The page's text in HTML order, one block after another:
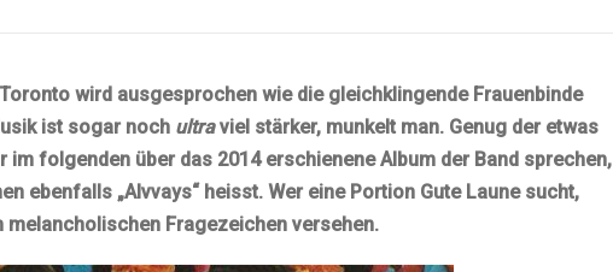
Toronto wird ausgesprochen wie die gleichklingende Frauenbinde
ist sogar noch ultraviel stärker, munkelt man. Genug der etwas
im folgenden über das 2014 erschienene Album der Band sprechen,
ebenfalls „Alvvays“ heisst. Wer eine Portion Gute Laune sucht,
Fragezeichen versehen.